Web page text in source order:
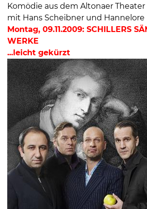
Komödie aus dem Altonaer Theater
mit Hans Scheibner und Hannelore
Montag, 09.11.2009: SCHILLERS
WERKE
...leicht gekürzt